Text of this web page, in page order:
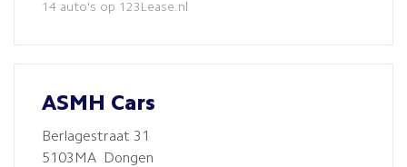
14 auto's op 123Lease.nl
ASMH Cars
Berlagestraat 31
5103MA Dongen